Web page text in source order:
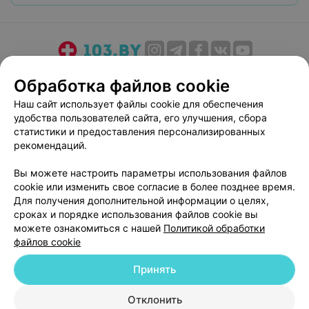
Медицинский маркетинг
Публичный договор
Пользовательское соглашение
Способы оплаты
Вакансии
Партнеры
Написать руководителю 103.by
Персональные настройки cookie
Обработка персональных данных
© 2026 ООО «Артокс Лаб», УНП 191700409| 220012, Республика Беларусь,
Обработка файлов cookie
Наш сайт использует файлы cookie для обеспечения
удобства пользователей сайта, его улучшения, сбора
статистики и предоставления персонализированных
рекомендаций.
Вы можете настроить параметры использования файлов
cookie или изменить свое согласие в более позднее время.
Для получения дополнительной информации о целях,
сроках и порядке использования файлов cookie вы
можете ознакомиться с нашей Политикой обработки
файлов cookie
Отклонить
Принять